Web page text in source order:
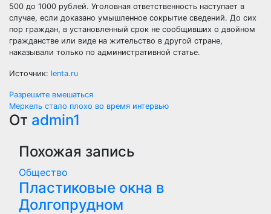
500 до 1000 рублей. Уголовная ответственность наступает в
случае, если доказано умышленное сокрытие сведений. До сих
пор граждан, в установленный срок не сообщивших о двойном
гражданстве или виде на жительство в другой стране,
наказывали только по административной статье.
Источник: lenta.ru
Навигация
по
записям
Разрешите вмешаться
Меркель стало плохо во время интервью
От admin1
Похожая запись
Общество
Пластиковые окна в
Долгопрудном